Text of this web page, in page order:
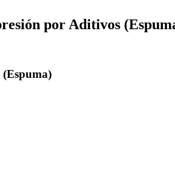
por Aditivos
(Espuma)